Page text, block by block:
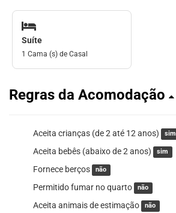
Suíte
1 Cama (s) de Casal
Regras da Acomodação
Aceita crianças (de 2 até 12 anos) sim
Aceita bebês (abaixo de 2 anos) sim
Fornece berços não
Permitido fumar no quarto não
Aceita animais de estimação não